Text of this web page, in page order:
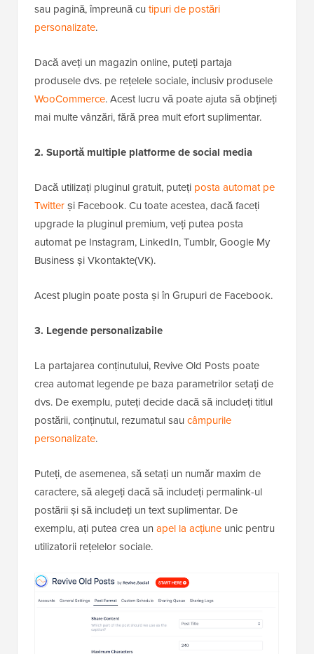
sau pagină, împreună cu tipuri de postări
personalizate.
Dacă aveți un magazin online, puteți partaja
produsele dvs. pe rețelele sociale, inclusiv produsele
WooCommerce. Acest lucru vă poate ajuta să obțineți
mai multe vânzări, fără prea mult efort suplimentar.
2. Suportă multiple platforme de social media
Dacă utilizați pluginul gratuit, puteți posta automat pe
Twitterși Facebook. Cu toate acestea, dacă faceți
upgrade la pluginul premium, veți putea posta
automat pe Instagram, LinkedIn, Tumblr, Google My
Business și Vkontakte(VK).
Acest plugin poate posta și în Grupuri de Facebook.
3. Legende personalizabile
La partajarea conținutului, Revive Old Posts poate
crea automat legende pe baza parametrilor setați de
dvs. De exemplu, puteți decide dacă să includeți titlul
postării, conținutul, rezumatul sau câmpurile
personalizate.
Puteți, de asemenea, să setați un număr maxim de
caractere, să alegeți dacă să includeți permalink-ul
postării și să includeți un text suplimentar. De
exemplu, ați putea crea un apel la acțiune unic pentru
utilizatorii rețelelor sociale.